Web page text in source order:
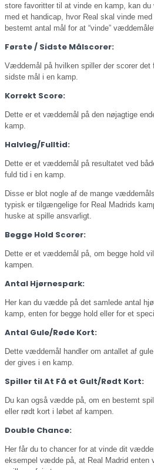
store favoritter til at vinde en kamp, kan
med et handicap, hvor Real skal vinde
bestemt antal mål for at “vinde”
Første / Sidste Målscorer:
Væddemål på hvilken spiller der scorer det
sidste mål i en kamp.
Korrekt Score:
Dette er et væddemål på den nøjagtige
kamp.
Halvleg/Fulltid:
Dette er et væddemål på resultatet ved
fuld tid i en kamp.
Disse er blot nogle af de mange
typisk er tilgængelige for Real Madrids
huske at spille ansvarligt.
Begge Hold Scorer:
Dette er et væddemål på, om begge hold
kampen.
Antal Hjørnespark:
Her kan du vædde på det samlede antal
kamp, enten for begge hold eller for et
Antal Gule/Røde Kort:
Dette væddemål handler om antallet af
der gives i en kamp.
Spiller til At Få et Gult/Rødt Kort:
Du kan også vædde på, om en bestemt
eller rødt kort i løbet af kampen.
Double Chance:
Her får du to chancer for at vinde dit
eksempel vædde på, at Real Madrid enten